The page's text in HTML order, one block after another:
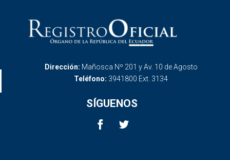
Dirección: Mañosca Nº 201 y Av. 10 de Agosto
Teléfono: 3941800 Ext. 3134
SÍGUENOS